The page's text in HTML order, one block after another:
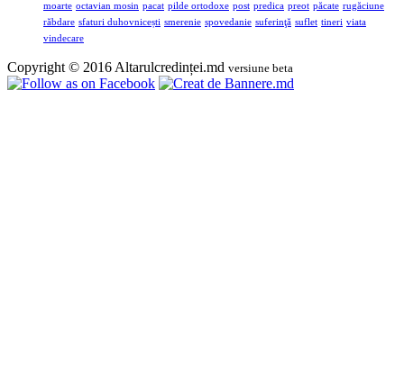
moarte octavian mosin pacat pilde ortodoxe post predica preot păcate rugăciune
răbdare sfaturi duhovnicești smerenie spovedanie suferinţă suflet tineri viata
vindecare
Copyright © 2016 Altarulcredinței.md versiune beta